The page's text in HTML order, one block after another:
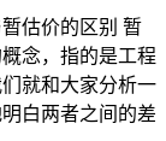
估价的区别 暂
念，指的是工程
就和大家分析一
白两者之间的差